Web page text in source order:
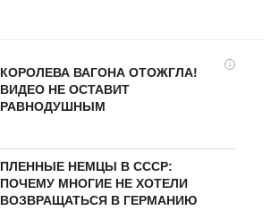
i
КОРОЛЕВА ВАГОНА ОТОЖГЛА!
ВИДЕО НЕ ОСТАВИТ
РАВНОДУШНЫМ
ПЛЕННЫЕ НЕМЦЫ В СССР:
ПОЧЕМУ МНОГИЕ НЕ ХОТЕЛИ
ВОЗВРАЩАТЬСЯ В ГЕРМАНИЮ